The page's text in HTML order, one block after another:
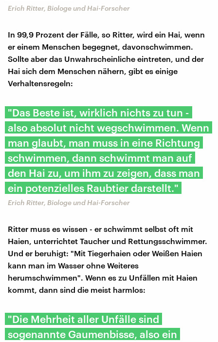
​​Erich Ritter, Biologe und Hai-Forscher
In 99,9 Prozent der Fälle, so Ritter, wird ein Hai, wenn
er einem Menschen begegnet, davonschwimmen.
Sollte aber das Unwahrscheinliche eintreten, und der
Hai sich dem Menschen nähern, gibt es einige
Verhaltensregeln:
"Das Beste ist, wirklich nichts zu tun -
also absolut nicht wegschwimmen. Wenn
man glaubt, man muss in eine Richtung
schwimmen, dann schwimmt man auf
den Hai zu, um ihm zu zeigen, dass man
ein potenzielles Raubtier darstellt."
​​Erich Ritter, Biologe und Hai-Forscher
Ritter muss es wissen - er schwimmt selbst oft mit
Haien, unterrichtet Taucher und Rettungsschwimmer.
Und er beruhigt: "Mit Tiegerhaien oder Weißen Haien
kann man im Wasser ohne Weiteres
herumschwimmen". Wenn es zu Unfällen mit Haien
kommt, dann sind die meist harmlos:
"Die Mehrheit aller Unfälle sind
sogenannte Gaumenbisse, also ein